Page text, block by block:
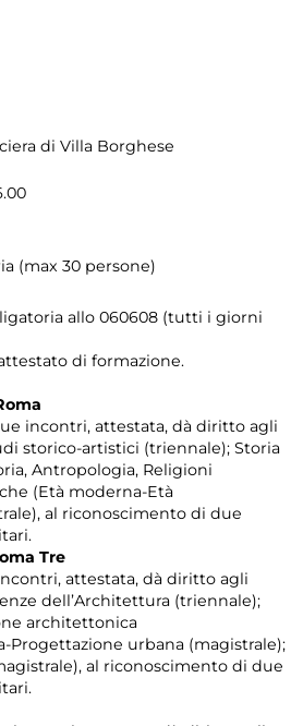
di Villa Borghese
(max 30 persone)
allo 060608 (tutti i giorni
di formazione.
incontri, attestata, dà diritto agli
storico-artistici (triennale); Storia
Antropologia, Religioni
(Età moderna-Età
al riconoscimento di due
Tre
attestata, dà diritto agli
dell’Architettura (triennale);
architettonica
Progettazione urbana (magistrale);
al riconoscimento di due